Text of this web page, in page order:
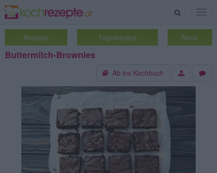
Suche
Rezepte Tagesrezept Neue
Buttermilch-Brownies
Ab ins Kochbuch